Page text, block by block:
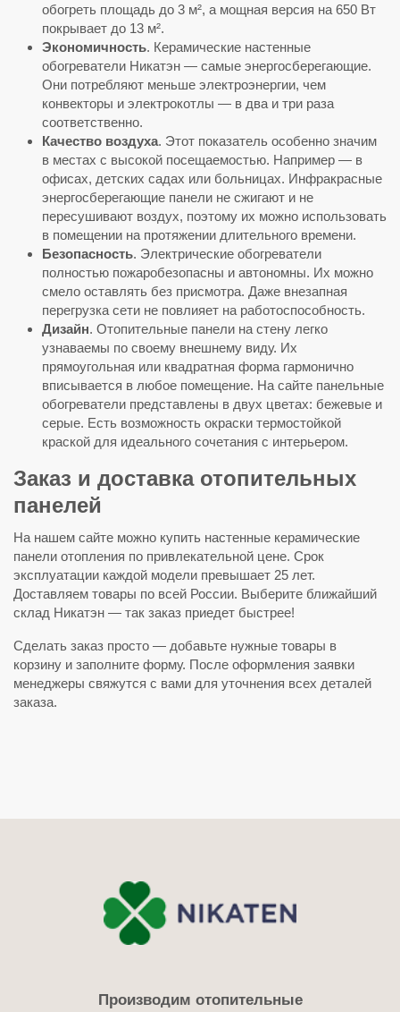
обогреть площадь до 3 м², а мощная версия на 650 Вт
покрывает до 13 м².
Экономичность. Керамические настенные
обогреватели Никатэн — самые энергосберегающие.
Они потребляют меньше электроэнергии, чем
конвекторы и электрокотлы — в два и три раза
соответственно.
Качество воздуха. Этот показатель особенно значим
в местах с высокой посещаемостью. Например — в
офисах, детских садах или больницах. Инфракрасные
энергосберегающие панели не сжигают и не
пересушивают воздух, поэтому их можно использовать
в помещении на протяжении длительного времени.
Безопасность. Электрические обогреватели
полностью пожаробезопасны и автономны. Их можно
смело оставлять без присмотра. Даже внезапная
перегрузка сети не повлияет на работоспособность.
Дизайн. Отопительные панели на стену легко
узнаваемы по своему внешнему виду. Их
прямоугольная или квадратная форма гармонично
вписывается в любое помещение. На сайте панельные
обогреватели представлены в двух цветах: бежевые и
серые. Есть возможность окраски термостойкой
краской для идеального сочетания с интерьером.
Заказ и доставка отопительных
панелей
На нашем сайте можно купить настенные керамические
панели отопления по привлекательной цене. Срок
эксплуатации каждой модели превышает 25 лет.
Доставляем товары по всей России. Выберите ближайший
склад Никатэн — так заказ приедет быстрее!
Сделать заказ просто — добавьте нужные товары в
корзину и заполните форму. После оформления заявки
менеджеры свяжутся с вами для уточнения всех деталей
заказа.
Производим отопительные